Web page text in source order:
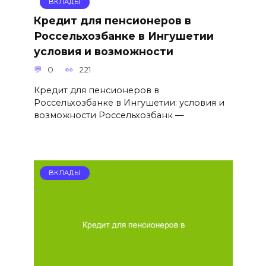
ВКЛАДЫ
Кредит для пенсионеров в
Россельхозбанке в Ингушетии
условия и возможности
0 221
Кредит для пенсионеров в
Россельхозбанке в Ингушетии: условия и
возможности Россельхозбанк —
ВКЛАДЫ